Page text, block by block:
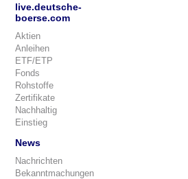
live.deutsche-
boerse.com
Aktien
Anleihen
ETF/ETP
Fonds
Rohstoffe
Zertifikate
Nachhaltig
Einstieg
News
Nachrichten
Bekanntmachungen